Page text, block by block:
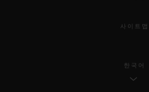
사이트맵
한국어